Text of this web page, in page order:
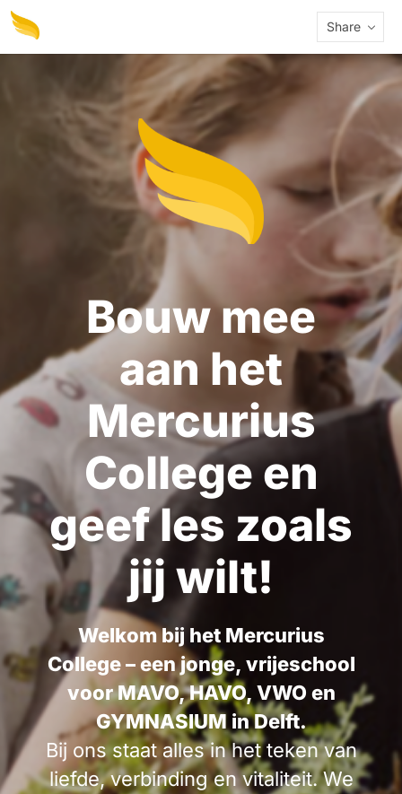
Share
Bouw mee
aan het
Mercurius
College en
geef les zoals
jij wilt!
Welkom bij het Mercurius
College – een jonge, vrijeschool
voor MAVO, HAVO, VWO en
GYMNASIUM in Delft.
Bij ons staat alles in het teken van
liefde, verbinding en vitaliteit. We